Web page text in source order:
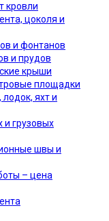
кровли
цоколя и
и фонтанов
и прудов
крыши
площадки
яхт и
и грузовых
швы и
– цена